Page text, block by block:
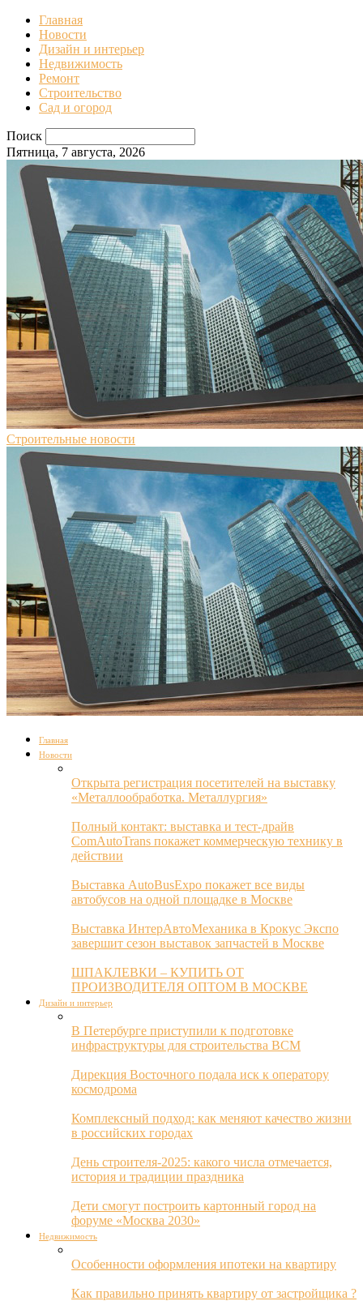
Главная
Новости
Дизайн и интерьер
Недвижимость
Ремонт
Строительство
Сад и огород
Поиск
Пятница, 7 августа, 2026
Строительные новости
Главная
Новости
Открыта регистрация посетителей на выставку
«Металлообработка. Металлургия»
Полный контакт: выставка и тест-драйв
ComAutoTrans покажет коммерческую технику в
действии
Выставка AutoBusExpo покажет все виды
автобусов на одной площадке в Москве
Выставка ИнтерАвтоМеханика в Крокус Экспо
завершит сезон выставок запчастей в Москве
ШПАКЛЕВКИ – КУПИТЬ ОТ
ПРОИЗВОДИТЕЛЯ ОПТОМ В МОСКВЕ
Дизайн и интерьер
В Петербурге приступили к подготовке
инфраструктуры для строительства ВСМ
Дирекция Восточного подала иск к оператору
космодрома
Комплексный подход: как меняют качество жизни
в российских городах
День строителя-2025: какого числа отмечается,
история и традиции праздника
Дети смогут построить картонный город на
форуме «Москва 2030»
Недвижимость
Особенности оформления ипотеки на квартиру
Как правильно принять квартиру от застройщика ?